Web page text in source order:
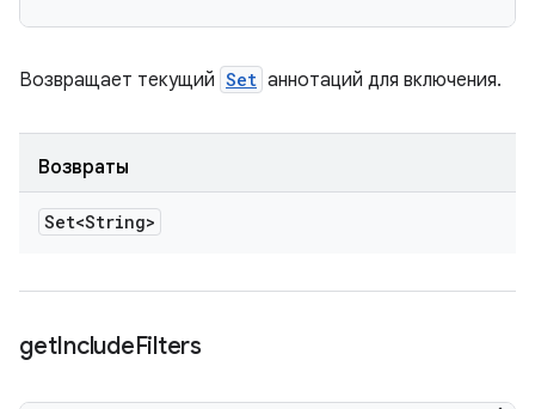
Возвращает текущий Set аннотаций для включения.
Возвраты
Set<String>
getIncludeFilters